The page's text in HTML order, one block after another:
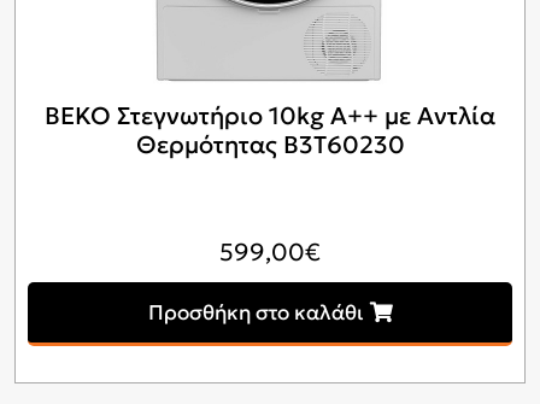
BEKO Στεγνωτήριο 10kg A++ με Αντλία
Θερμότητας B3T60230
599,00€
Προσθήκη στο καλάθι